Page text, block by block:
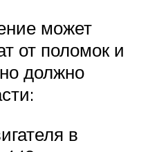
может
от поломок и
должно
в